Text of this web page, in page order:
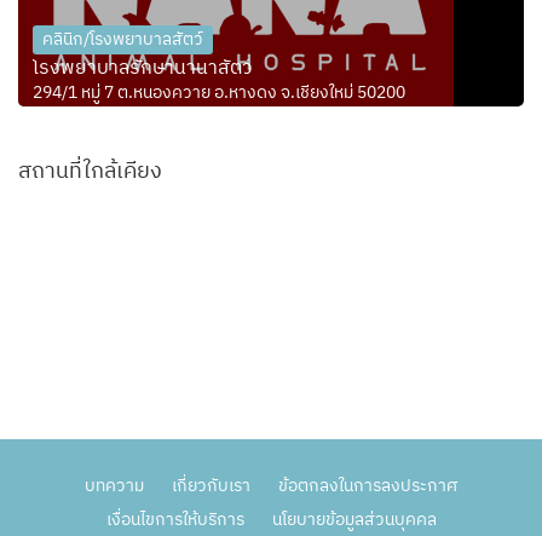
คลินิก/โรงพยาบาลสัตว์
โรงพยาบาลรักษานานาสัตว์
294/1 หมู่ 7 ต.หนองควาย อ.หางดง จ.เชียงใหม่ 50200
สถานที่ใกล้เคียง
บทความ เกี่ยวกับเรา
ข้อตกลงในการลงประกาศ
เงื่อนไขการให้บริการ
นโยบายข้อมูลส่วนบุคคล